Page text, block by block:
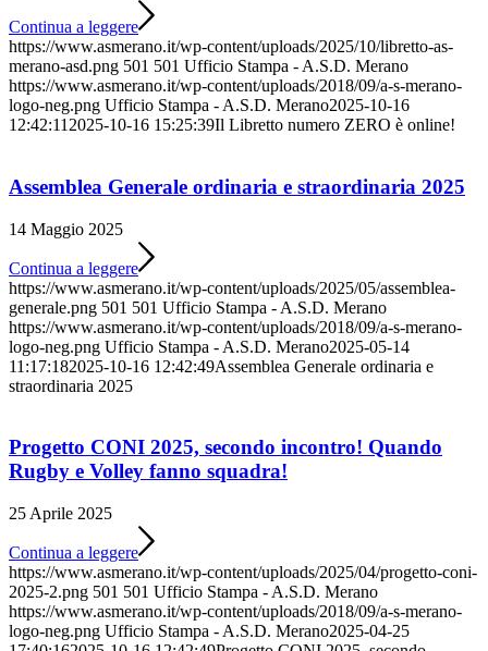
Continua a leggere
https://www.asmerano.it/wp-content/uploads/2025/10/libretto-as-
merano-asd.png 501 501 Ufficio Stampa - A.S.D. Merano
https://www.asmerano.it/wp-content/uploads/2018/09/a-s-merano-
logo-neg.png Ufficio Stampa - A.S.D. Merano2025-10-16
12:42:11 2025-10-16 15:25:39Il Libretto numero ZERO è online!
Assemblea Generale ordinaria e straordinaria 2025
14 Maggio 2025
Continua a leggere
https://www.asmerano.it/wp-content/uploads/2025/05/assemblea-
generale.png 501 501 Ufficio Stampa - A.S.D. Merano
https://www.asmerano.it/wp-content/uploads/2018/09/a-s-merano-
logo-neg.png Ufficio Stampa - A.S.D. Merano2025-05-14
11:17:182025-10-16 12:42:49Assemblea Generale ordinaria e
straordinaria 2025
Progetto CONI 2025, secondo incontro! Quando
Rugby e Volley fanno squadra!
25 Aprile 2025
Continua a leggere
https://www.asmerano.it/wp-content/uploads/2025/04/progetto-coni-
2025-2.png 501 501 Ufficio Stampa - A.S.D. Merano
https://www.asmerano.it/wp-content/uploads/2018/09/a-s-merano-
logo-neg.png Ufficio Stampa - A.S.D. Merano2025-04-25